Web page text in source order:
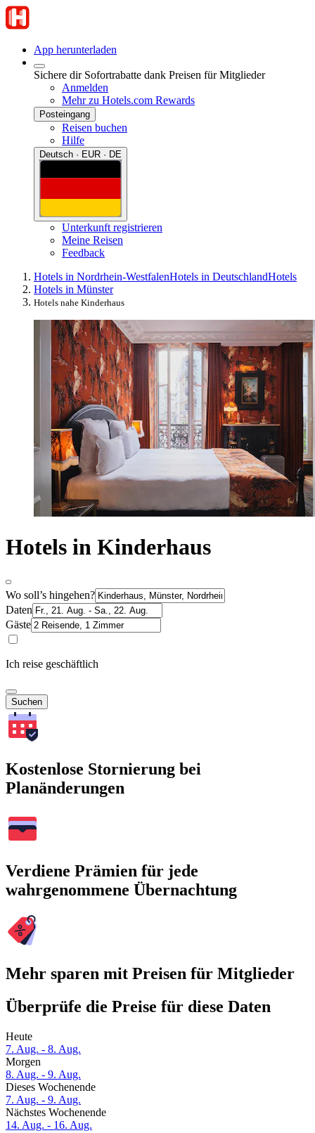
App herunterladen
Sichere dir Sofortrabatte dank Preisen für Mitglieder
Anmelden
Mehr zu Hotels.com Rewards
Posteingang
Reisen buchen
Hilfe
Deutsch · EUR · DE
Unterkunft registrieren
Meine Reisen
Feedback
Hotels in Nordrhein-WestfalenHotels in DeutschlandHotels
Hotels in Münster
Hotels nahe Kinderhaus
Hotels in Kinderhaus
Wo soll’s hingehen?
Daten
Gäste
Ich reise geschäftlich
Suchen
Kostenlose Stornierung bei
Planänderungen
Verdiene Prämien für jede
wahrgenommene Übernachtung
Mehr sparen mit Preisen für Mitglieder
Überprüfe die Preise für diese Daten
Heute
7. Aug. - 8. Aug.
Morgen
8. Aug. - 9. Aug.
Dieses Wochenende
7. Aug. - 9. Aug.
Nächstes Wochenende
14. Aug. - 16. Aug.